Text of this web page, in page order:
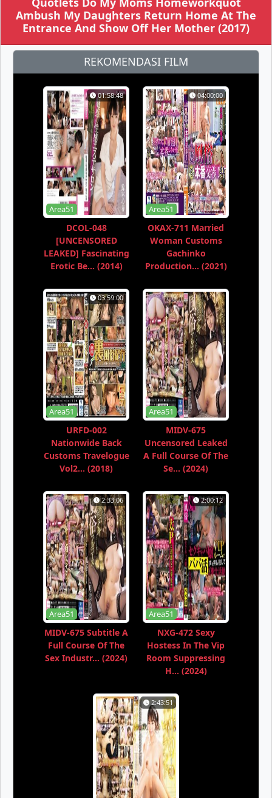
Ambush My Daughters Return Home At The
Entrance And Show Off Her Mother (2017)
REKOMENDASI FILM
01:58:48
Area51
DCOL-048
[UNCENSORED
LEAKED] Fascinating
Erotic Be... (2014)
04:00:00
Area51
OKAX-711 Married
Woman Customs
Gachinko
Production... (2021)
03:59:00
Area51
URFD-002
Nationwide Back
Customs Travelogue
Vol2... (2018)
Area51
MIDV-675
Uncensored Leaked
A Full Course Of The
Se... (2024)
2:33:06
Area51
MIDV-675 Subtitle A
Full Course Of The
Sex Industr... (2024)
2:00:12
Area51
NXG-472 Sexy
Hostess In The Vip
Room Suppressing
H... (2024)
2:43:51